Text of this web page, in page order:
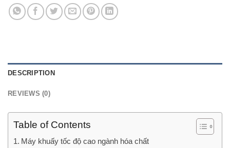
DESCRIPTION
REVIEWS (0)
Table of Contents
Máy khuấy tốc độ cao ngành hóa chất